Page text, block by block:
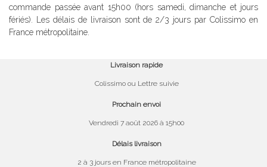
commande passée avant 15h00 (hors samedi, dimanche et jours
fériés). Les délais de livraison sont de 2/3 jours par Colissimo en
France métropolitaine.
Livraison rapide
Colissimo ou Lettre suivie
Prochain envoi
Vendredi 7 août 2026 à 15h00
Délais livraison
2 à 3 jours en France métropolitaine